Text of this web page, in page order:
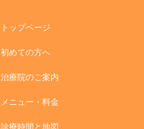
トップページ
初めての方へ
治療院のご案内
メニュー・料金
診療時間と地図